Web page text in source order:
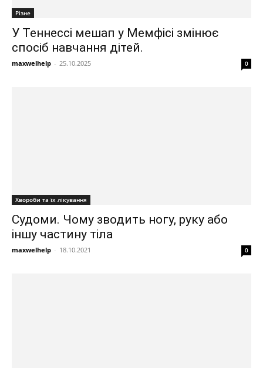
Різне
У Теннессі мешап у Мемфісі змінює
спосіб навчання дітей.
maxwelhelp - 25.10.2025 0
Хвороби та їх лікування
Судоми. Чому зводить ногу, руку або
іншу частину тіла
maxwelhelp - 18.10.2021 0